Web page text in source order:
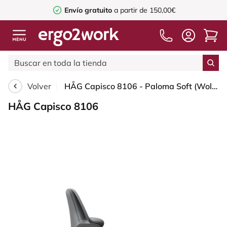
Envío gratuito a partir de 150,00€
Volver HÅG Capisco 8106 - Paloma Soft (Wollsdorf) - Cuero semi-anilina - ATG55206 - Grey - Blush Rose - 150mm (seat height 40–55cm) - Hard castors for soft floors
HÅG Capisco 8106